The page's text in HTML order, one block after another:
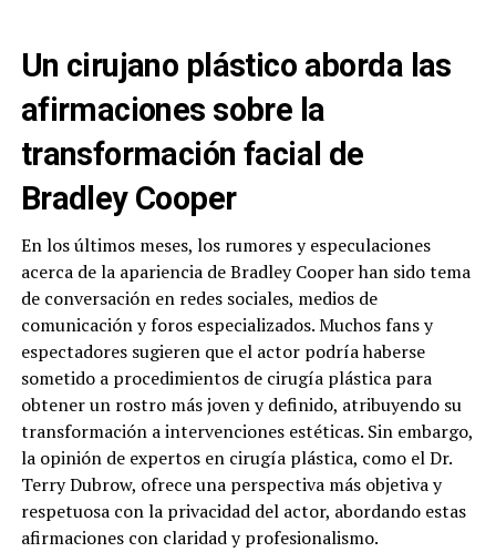
Un cirujano plástico aborda las
afirmaciones sobre la
transformación facial de
Bradley Cooper
En los últimos meses, los rumores y especulaciones
acerca de la apariencia de Bradley Cooper han sido tema
de conversación en redes sociales, medios de
comunicación y foros especializados. Muchos fans y
espectadores sugieren que el actor podría haberse
sometido a procedimientos de cirugía plástica para
obtener un rostro más joven y definido, atribuyendo su
transformación a intervenciones estéticas. Sin embargo,
la opinión de expertos en cirugía plástica, como el Dr.
Terry Dubrow, ofrece una perspectiva más objetiva y
respetuosa con la privacidad del actor, abordando estas
afirmaciones con claridad y profesionalismo.